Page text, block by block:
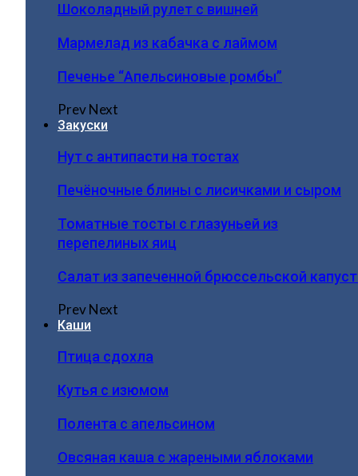
Шоколадный рулет с вишней
Мармелад из кабачка с лаймом
Печенье “Апельсиновые ромбы”
PrevNext
Закуски
Нут с антипасти на тостах
Печёночные блины с лисичками и сыром
Томатные тосты с глазуньей из
перепелиных яиц
Салат из запеченной брюссельской
PrevNext
Каши
Птица сдохла
Кутья с изюмом
Полента с апельсином
Овсяная каша с жареными яблоками